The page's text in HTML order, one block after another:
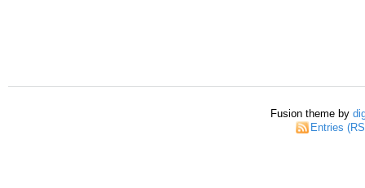
Fusion theme by
Entries